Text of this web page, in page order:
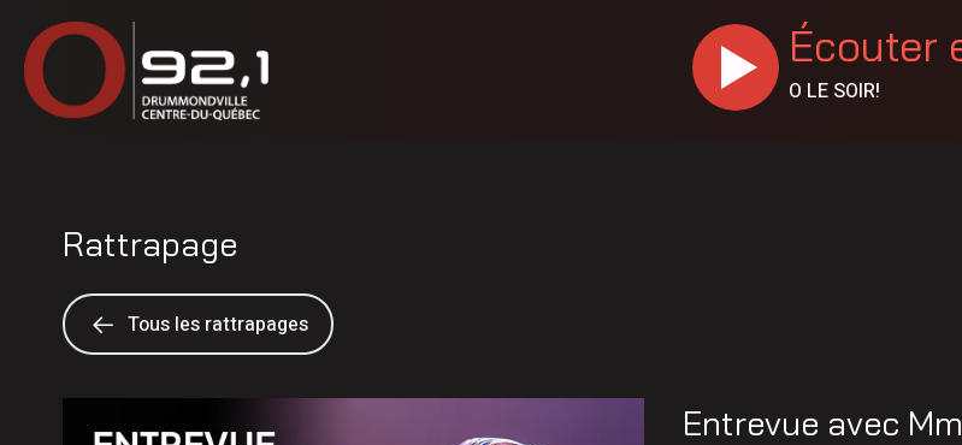
Écouter
O LE SOIR!
Rattrapage
Tous les rattrapages
Entrevue avec